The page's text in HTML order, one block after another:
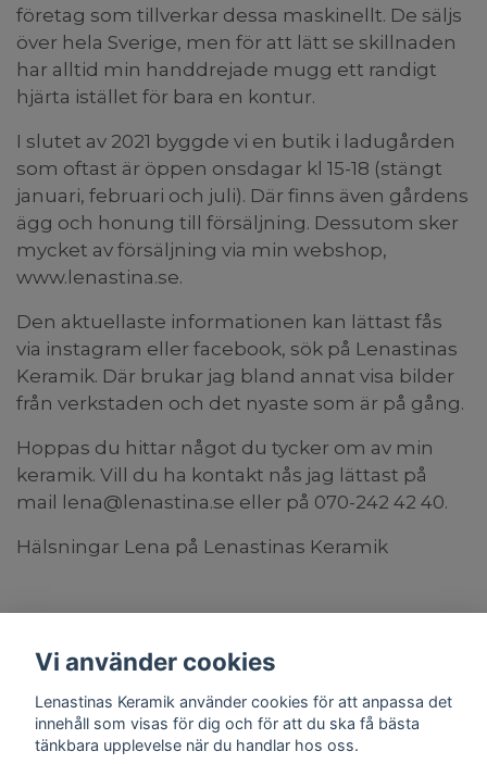
företag som tillverkar dessa maskinellt. De säljs
över hela Sverige, men för att lätt se skillnaden
har alltid min handdrejade mugg ett randigt
hjärta istället för bara en kontur.
I slutet av 2021 byggde vi en butik i ladugården
som oftast är öppen onsdagar kl 15-18 (stängt
januari, februari och juli). Där finns även gårdens
ägg och honung till försäljning. Dessutom sker
mycket av försäljning via min webshop,
www.lenastina.se.
Den aktuellaste informationen kan lättast fås
via instagram eller facebook, sök på Lenastinas
Keramik. Där brukar jag bland annat visa bilder
från verkstaden och det nyaste som är på gång.
Hoppas du hittar något du tycker om av min
keramik. Vill du ha kontakt nås jag lättast på
mail
lena@lenastina.se eller på 070-242 42 40.
Hälsningar Lena på Lenastinas Keramik
Vi använder cookies
Lenastinas Keramik använder cookies för att anpassa det
innehåll som visas för dig och för att du ska få bästa
tänkbara upplevelse när du handlar hos oss.